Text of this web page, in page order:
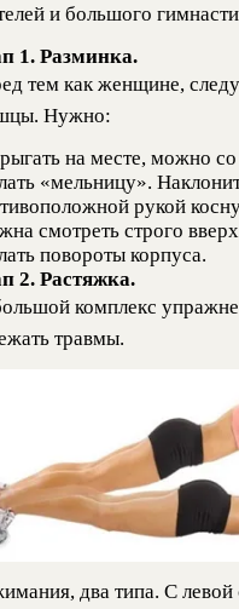
и большого
1. Разминка.
тем как женщине,
Нужно:
на месте, можно
«мельницу».
рукой
смотреть строго
повороты корпуса.
2. Растяжка.
комплекс
травмы.
два типа. С